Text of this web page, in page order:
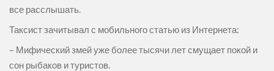
все расслышать.
Таксист зачитывал с мобильного статью из Интернета:
– Мифический змей уже более тысячи лет смущает покой и
сон рыбаков и туристов.